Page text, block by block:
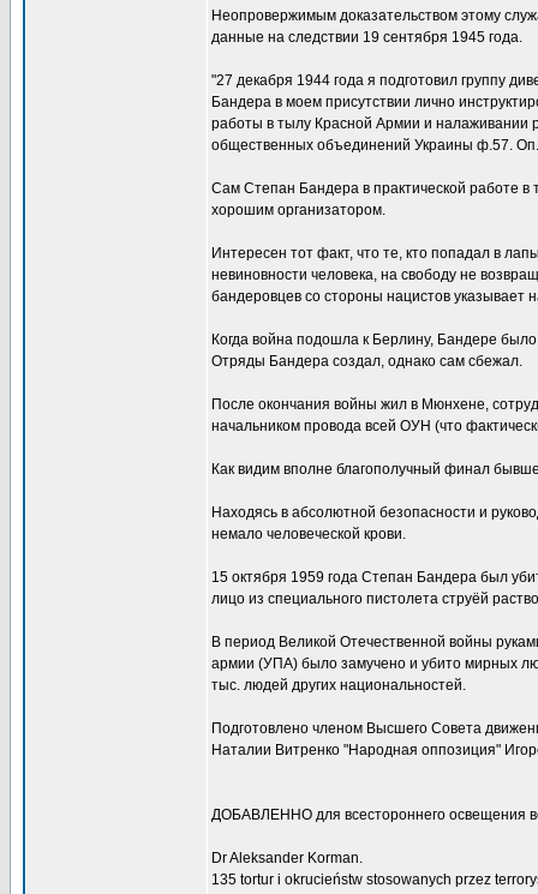
Неопровержимым доказательством этому
данные на следствии 19 сентября 1945 года.
"27 декабря 1944 года я подготовил группу
Бандера в моем присутствии лично
работы в тылу Красной Армии и налаживании
общественных объединений Украины ф.57.
Сам Степан Бандера в практической работе
хорошим организатором.
Интересен тот факт, что те, кто попадал в
невиновности человека, на свободу не
бандеровцев со стороны нацистов указывает
Когда война подошла к Берлину, Бандере
Отряды Бандера создал, однако сам сбежал.
После окончания войны жил в Мюнхене,
начальником провода всей ОУН (что
Как видим вполне благополучный финал
Находясь в абсолютной безопасности и
немало человеческой крови.
15 октября 1959 года Степан Бандера был
лицо из специального пистолета струёй
В период Великой Отечественной войны
армии (УПА) было замучено и убито мирных
тыс. людей других национальностей.
Подготовлено членом Высшего Совета
Наталии Витренко "Народная оппозиция"
ДОБАВЛЕННО для всестороннего освещения
Dr Aleksander Korman.
135 tortur i okrucieństw stosowanych przez